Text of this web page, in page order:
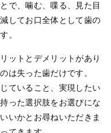
で、噛む、喋る、見た目
してお口全体として歯の
。
ットとデメリットがあり
は失った歯だけです。
ていること、実現したい
った選択肢をお選びにな
いかとお尋ねいただきま